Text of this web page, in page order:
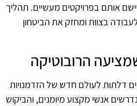
אותם בפרויקטים מעשיים. תהליך
בצוות ומחזק את הביטחון
הרובוטיקה
דלתות לעולם חדש של הזדמנויות
אנשי מקצוע מיומנים, והביקוש